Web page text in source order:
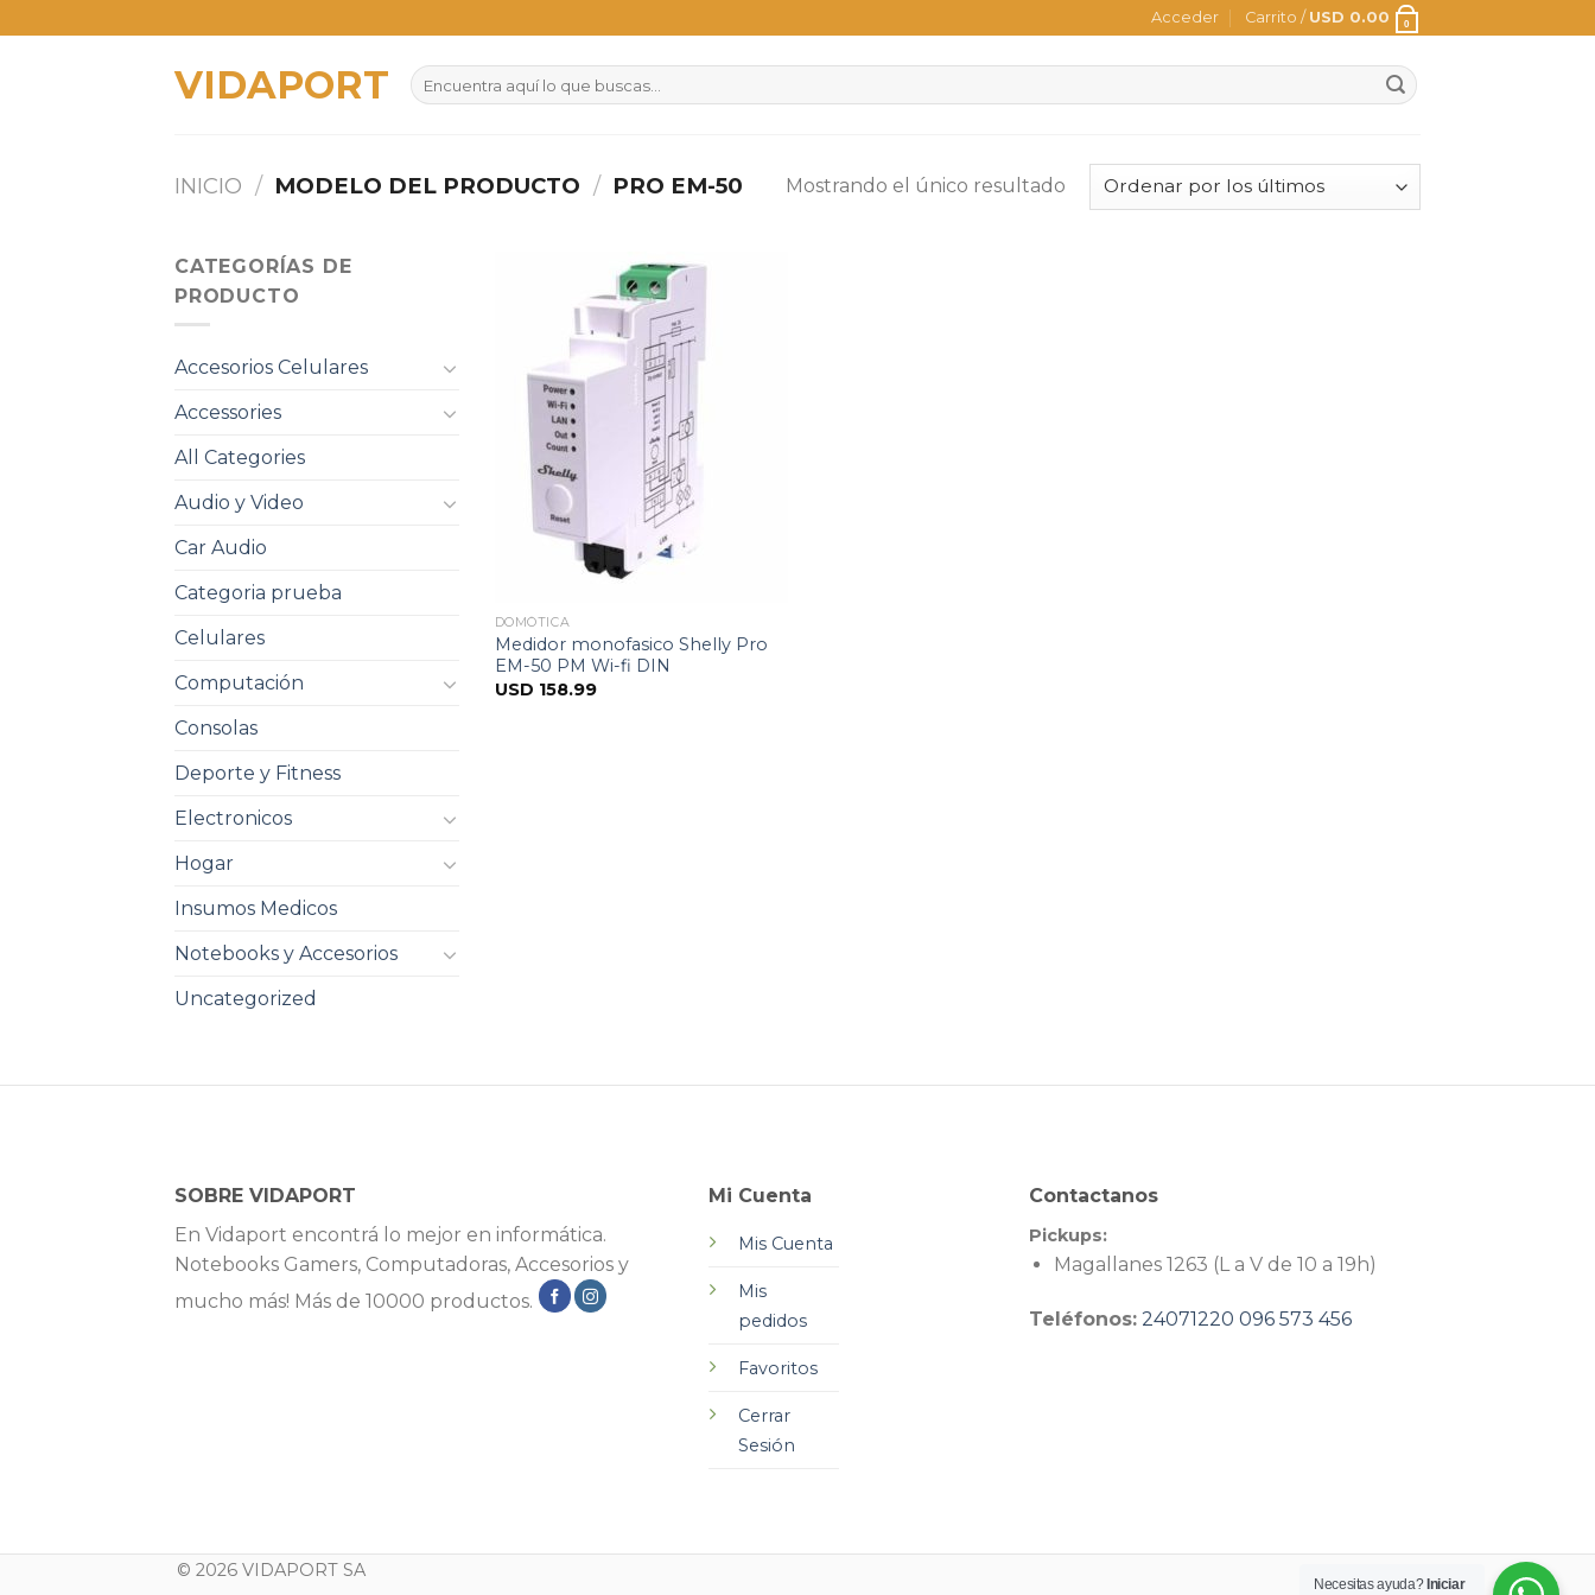
to
Acceder Carrito / USD 0.00 0
VIDAPORT
Buscar
por:
INICIO / MODELO DEL PRODUCTO / PRO EM-50 Mostrando el único resultado
CATEGORÍAS DE
PRODUCTO
Accesorios Celulares
Accessories
All Categories
Audio y Video
Car Audio
Categoria prueba
Celulares
Computación
Consolas
Deporte y Fitness
Electronicos
Hogar
Insumos Medicos
Notebooks y Accesorios
Uncategorized
DOMÓTICA
Medidor monofasico Shelly Pro
EM-50 PM Wi-fi DIN
USD 158.99
SOBRE VIDAPORT
En Vidaport encontrá lo mejor en informática.
Notebooks Gamers, Computadoras, Accesorios y
mucho más! Más de 10000 productos.
Mi Cuenta
Mis Cuenta
Mis
pedidos
Favoritos
Cerrar
Sesión
Contactanos
Pickups:
Magallanes 1263 (L a V de 10 a 19h)
Teléfonos: 24071220 096 573 456
© 2026 VIDAPORT SA
Necesitas ayuda? Iniciar